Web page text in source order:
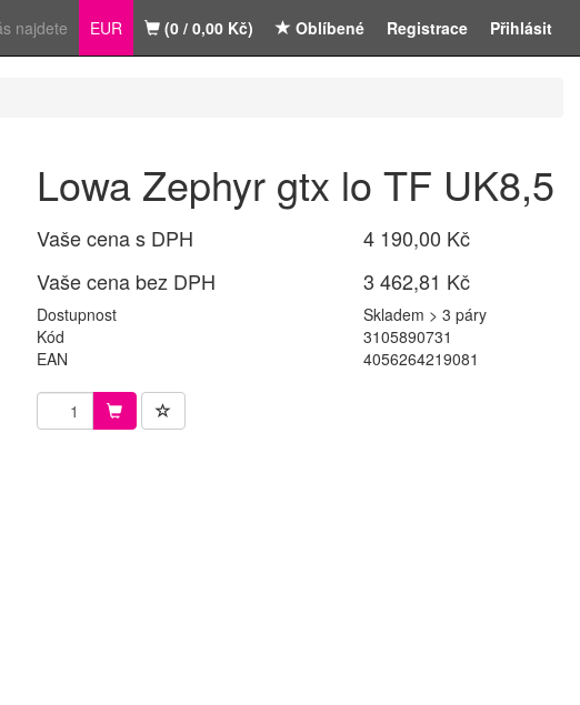
Registrace Přihlásit
najdete EUR (0 / 0,00 Kč) Oblíbené
Lowa Zephyr gtx lo TF UK8,5
Vaše cena s DPH
4 190,00 Kč
Vaše cena bez DPH
3 462,81 Kč
Dostupnost
Skladem > 3 páry
Kód
3105890731
EAN
4056264219081